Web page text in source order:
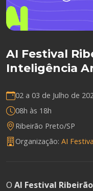
AI Festival
Inteligência
02 a 03 de Julho de
08h às 18h
Ribeirão Preto/SP
Organização: AI
O AI Festival